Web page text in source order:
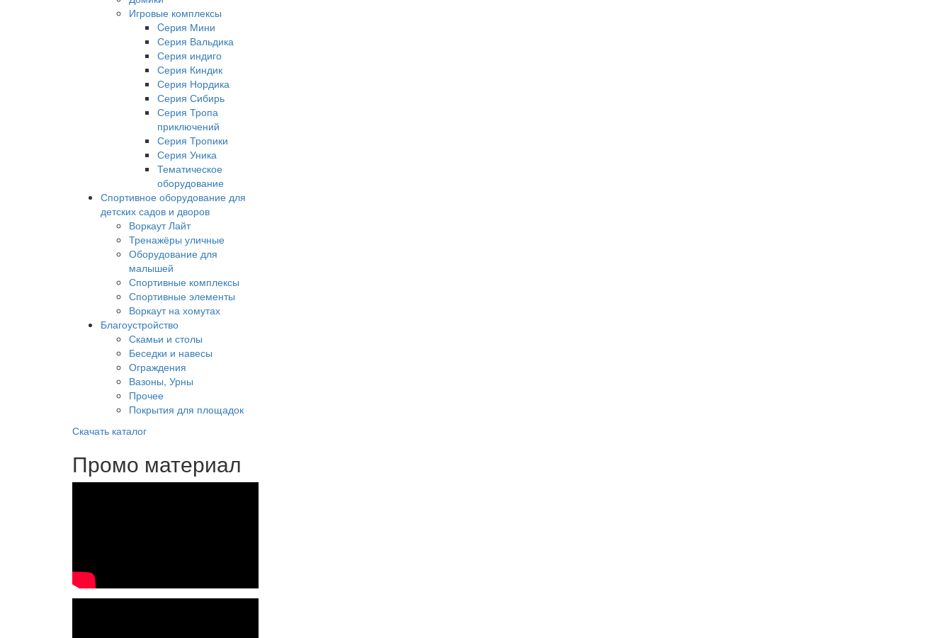
Игровые комплексы
Cерия Мини
Серия Вальдика
Серия индиго
Серия Киндик
Серия Нордика
Серия Сибирь
Серия Тропа
приключений
Серия Тропики
Серия Уника
Тематическое
оборудование
Спортивное оборудование для
детских садов и дворов
Воркаут Лайт
Тренажёры уличные
Оборудование для
малышей
Спортивные комплексы
Спортивные элементы
Воркаут на хомутах
Благоустройство
Скамьи и столы
Беседки и навесы
Ограждения
Вазоны, Урны
Прочее
Покрытия для площадок
Скачать каталог
Промо материал